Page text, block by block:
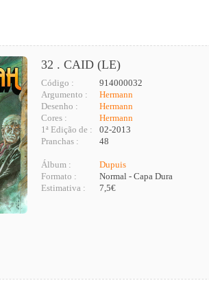
32 . CAID (LE)
Código :
914000032
Argumento :
Hermann
Desenho :
Hermann
Cores :
Hermann
1ª Edição de :
02-2013
Pranchas :
48
Álbum :
Dupuis
Formato :
Normal - Capa Dura
Estimativa :
7,5€